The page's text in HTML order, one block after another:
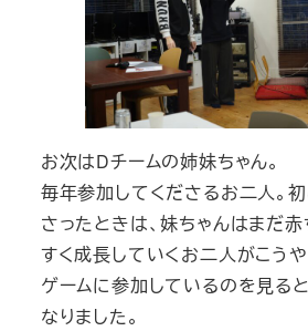
お次はDチームの姉妹ちゃん。
毎年参加してくださるお二人。
さったときは、妹ちゃんはまだ赤
すく成長していくお二人がこう
ゲームに参加しているのを見る
なりました。